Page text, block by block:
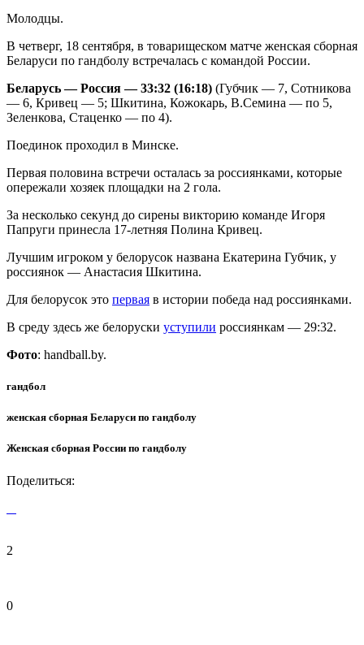
Молодцы.
В четверг, 18 сентября, в товарищеском матче женская сборная
Беларуси по гандболу встречалась с командой России.
Беларусь — Россия — 33:32 (16:18) (Губчик — 7, Сотникова
— 6, Кривец — 5; Шкитина, Кожокарь, В.Семина — по 5,
Зеленкова, Стаценко — по 4).
Поединок проходил в Минске.
Первая половина встречи осталась за россиянками, которые
опережали хозяек площадки на 2 гола.
За несколько секунд до сирены викторию команде Игоря
Папруги принесла 17-летняя Полина Кривец.
Лучшим игроком у белорусок названа Екатерина Губчик, у
россиянок — Анастасия Шкитина.
Для белорусок это первая в истории победа над россиянками.
В среду здесь же белоруски уступили россиянкам — 29:32.
Фото: handball.by.
гандбол
женская сборная Беларуси по гандболу
Женская сборная России по гандболу
Поделиться:
2
0